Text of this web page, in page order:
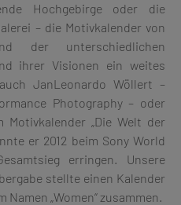
Hochgebirge oder die
– die Motivkalender von
der unterschiedlichen
ihrer Visionen ein weites
JanLeonardo Wöllert –
Photography – oder
„Die Welt der
er 2012 beim Sony World
erringen. Unsere
stellte einen Kalender
„Women“ zusammen.